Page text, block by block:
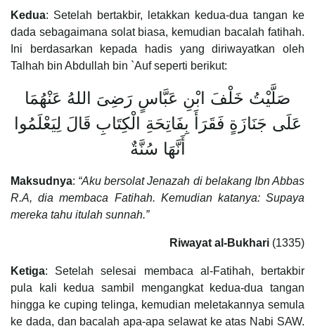
Kedua: Setelah bertakbir, letakkan kedua-dua tangan ke
dada sebagaimana solat biasa, kemudian bacalah fatihah.
Ini berdasarkan kepada hadis yang diriwayatkan oleh
Talhah bin Abdullah bin `Auf seperti berikut:
صَلَّيْتُ خَلْفَ ابْنِ عَبَّاسٍ رَضِىَ اللهُ عَنْهُمَا
عَلَى جَنَازَةٍ فَقَرَأَ بِفَاتِحَةِ الْكِتَابِ قَالَ لِيَعْلَمُوا
أَنَّهَا سُنَّةٌ
Maksudnya: “Aku bersolat Jenazah di belakang Ibn Abbas
R.A, dia membaca Fatihah. Kemudian katanya: Supaya
mereka tahu itulah sunnah.”
Riwayat al-Bukhari (1335)
Ketiga: Setelah selesai membaca al-Fatihah, bertakbir
pula kali kedua sambil mengangkat kedua-dua tangan
hingga ke cuping telinga, kemudian meletakannya semula
ke dada, dan bacalah apa-apa selawat ke atas Nabi SAW.